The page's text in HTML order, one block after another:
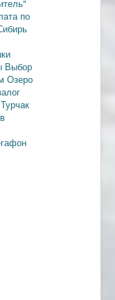
по
Выбор
Озеро
Турчак